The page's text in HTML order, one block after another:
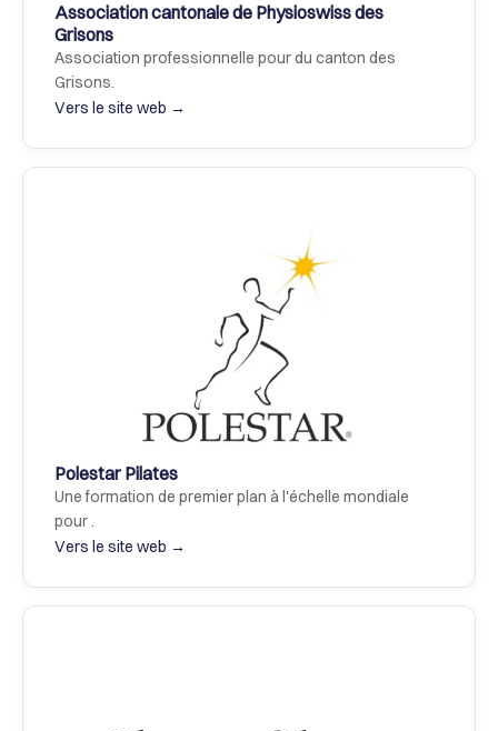
Association cantonale de Physioswiss des
Grisons
Association professionnelle pour du canton des
Grisons.
Vers le site web →
Polestar Pilates
Une formation de premier plan à l'échelle mondiale
pour .
Vers le site web →